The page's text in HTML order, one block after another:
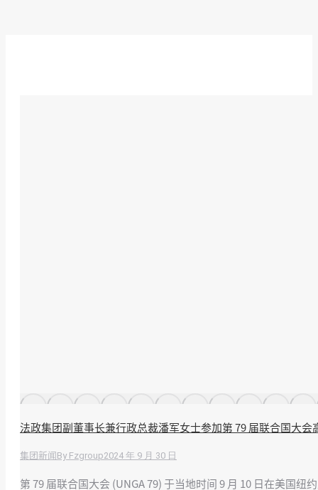
法政集团副董事长兼行政总裁潘军女士参加第 79 届联合国大
集团新闻 By Fzgroup2024 年 9 月 30 日
第 79 届联合国大会 (UNGA 79) 于当地时间 9 月 10 日在美国